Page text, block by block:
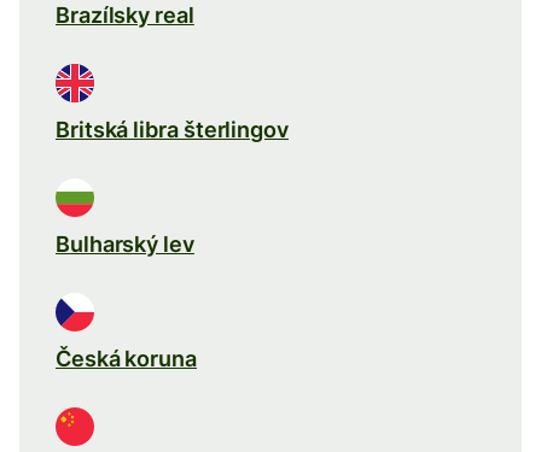
Brazílsky real
Britská libra šterlingov
Bulharský lev
Česká koruna